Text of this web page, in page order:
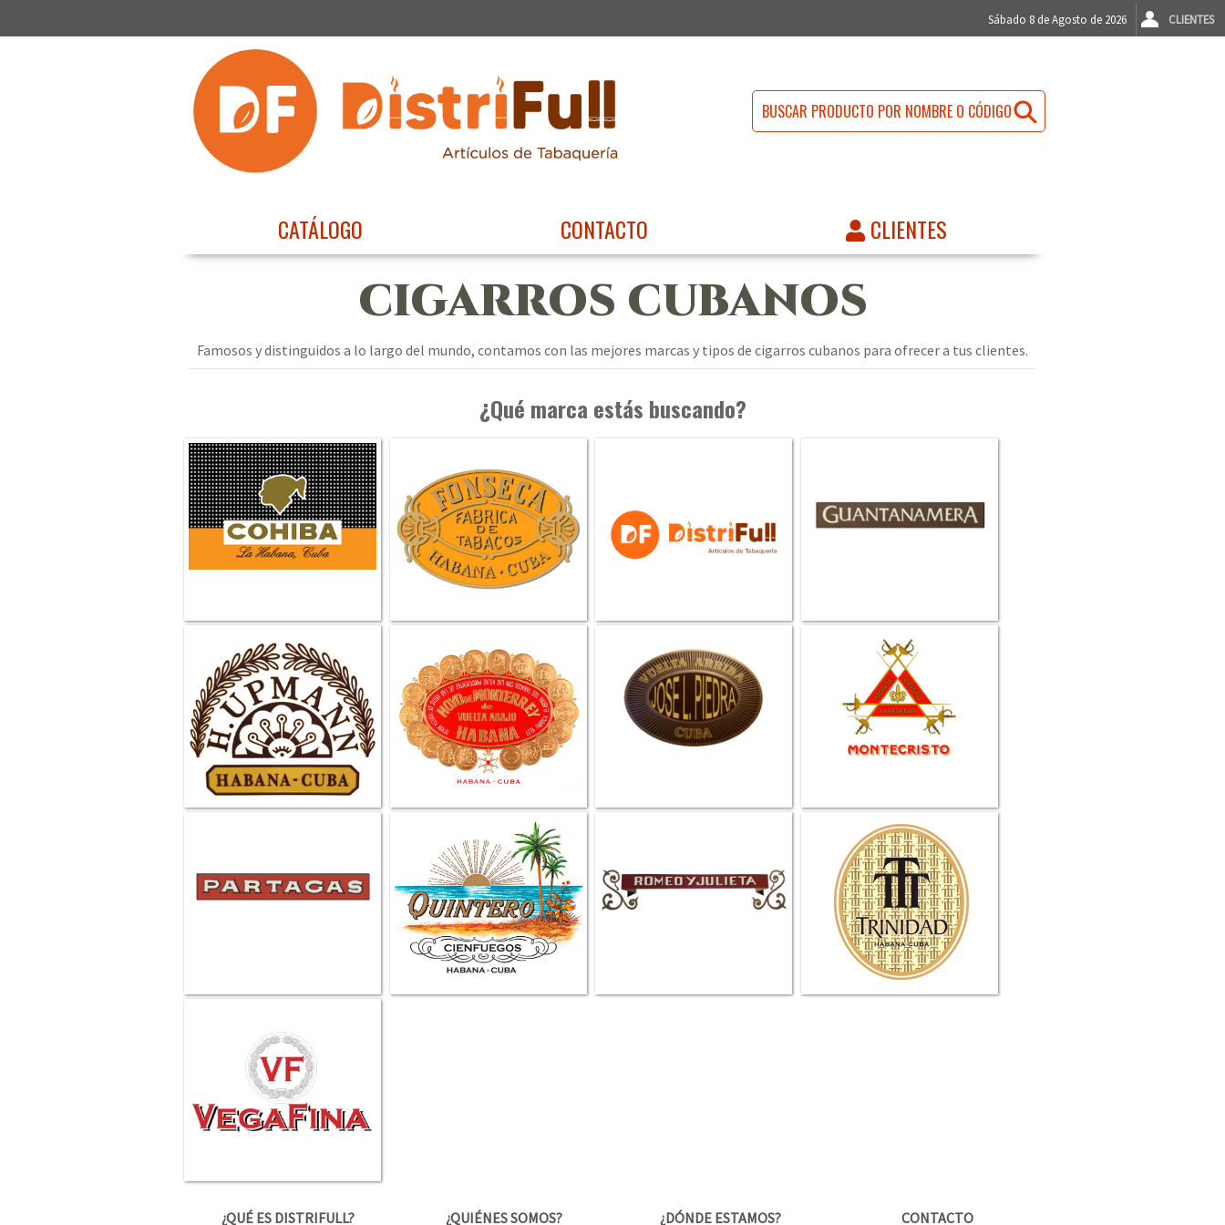
Sábado 8 de Agosto de 2026 CLIENTES
CATÁLOGO CONTACTO CLIENTES
CIGARROS CUBANOS
Famosos y distinguidos a lo largo del mundo, contamos con las mejores marcas y tipos de cigarros cubanos para ofrecer a tus clientes.
¿Qué marca estás buscando?
¿QUÉ ES DISTRIFULL? ¿QUIÉNES SOMOS? ¿DÓNDE ESTAMOS? CONTACTO